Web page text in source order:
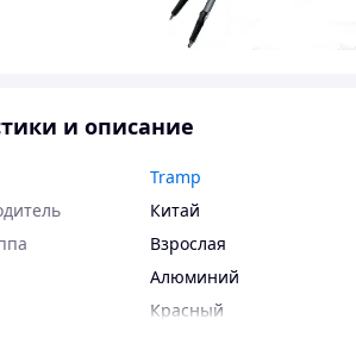
и описание
Tramp
Китай
Взрослая
Алюминий
Красный